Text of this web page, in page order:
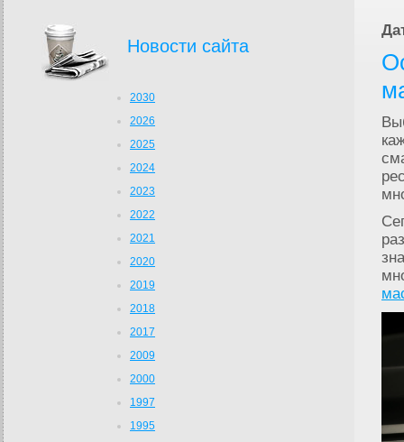
Новости сайта
2030
2026
2025
2024
2023
2022
2021
2020
2019
2018
2017
2009
2000
1997
1995